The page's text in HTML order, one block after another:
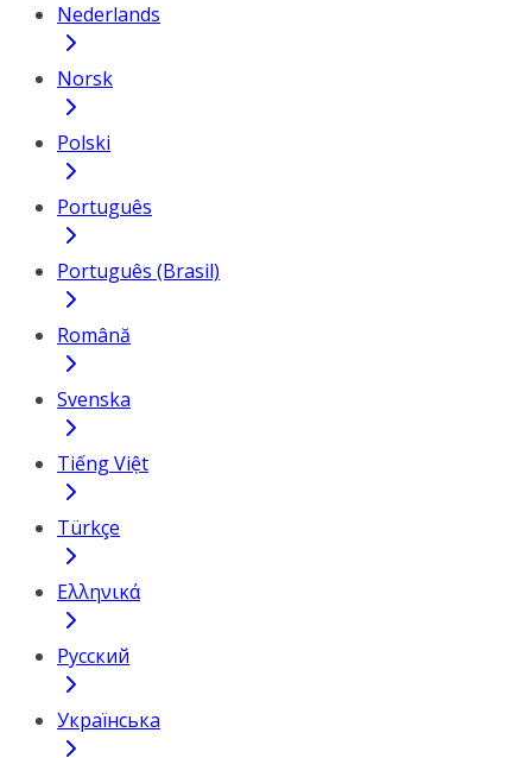
Nederlands
Norsk
Polski
Português
Português (Brasil)
Română
Svenska
Tiếng Việt
Türkçe
Ελληνικά
Русский
Українська